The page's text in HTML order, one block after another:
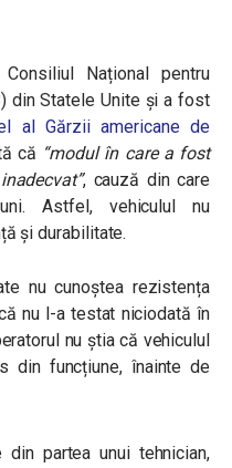
Național pentru
din Statele Unite și a fost
al Gărzii americane de
că “modul în care a fost
, cauză din care
Astfel, vehiculul nu
și durabilitate.
nu cunoștea rezistența
nu l-a testat niciodată în
nu știa că vehiculul
din funcțiune, înainte de
partea unui tehnician,